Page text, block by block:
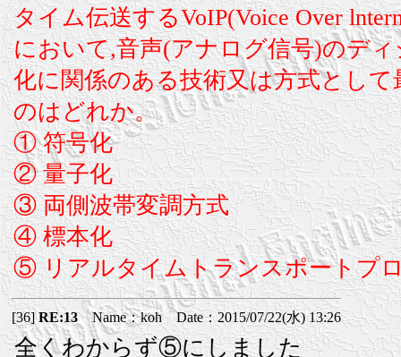
タイム伝送するVoIP(Voice Over
において,音声(アナログ信号)のデ
化に関係のある技術又は方式とし
のはどれか。
① 符号化
② 量子化
③ 両側波帯変調方式
④ 標本化
⑤ リアルタイムトランスポートプ
[36]RE:13Name：koh Date：2015/07/22(水) 13:26
全くわからず⑤にしました